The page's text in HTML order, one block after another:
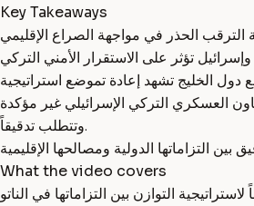
Key Takeaways
العسكري التركي الإسرائيلي غير مؤكدة
وتتطلب تدقيقاً.
What the video covers
التوازن بين التزاماتها في الناتو